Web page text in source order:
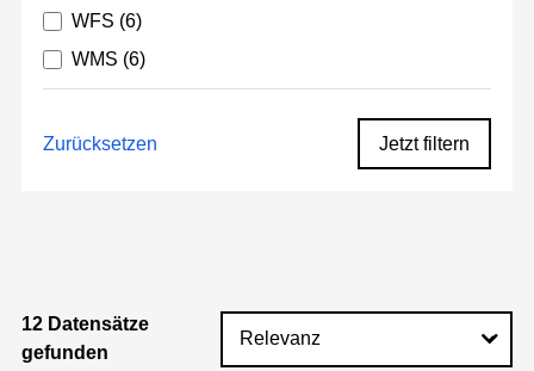
WFS (6)
WMS (6)
Zurücksetzen Jetzt filtern
12 Datensätze
gefunden